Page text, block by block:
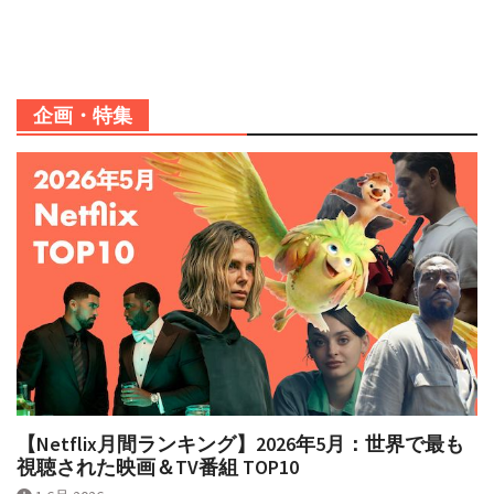
企画・特集
【Netflix月間ランキング】2026年5月：世界で最も
視聴された映画＆TV番組 TOP10